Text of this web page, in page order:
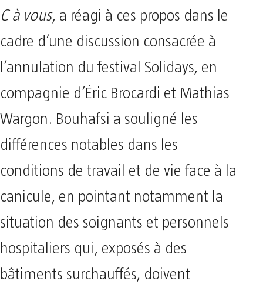
C à vous, a réagi à ces propos dans le
cadre d’une discussion consacrée à
l’annulation du festival Solidays, en
compagnie d’Éric Brocardi et Mathias
Wargon. Bouhafsi a souligné les
différences notables dans les
conditions de travail et de vie face à la
canicule, en pointant notamment la
situation des soignants et personnels
hospitaliers qui, exposés à des
bâtiments surchauffés, doivent